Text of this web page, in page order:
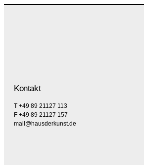
Kontakt
T +49 89 21127 113
F +49 89 21127 157
mail@hausderkunst.de